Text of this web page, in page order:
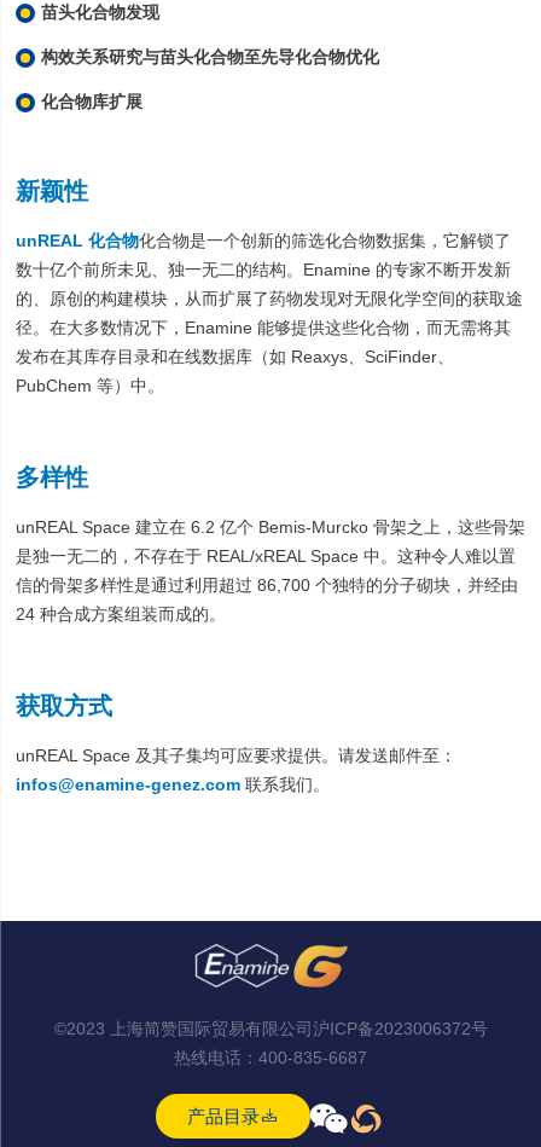
苗头化合物发现
构效关系研究与苗头化合物至先导化合物优化
化合物库扩展
新颖性
unREAL 化合物化合物是一个创新的筛选化合物数据集，它解锁了
数十亿个前所未见、独一无二的结构。Enamine 的专家不断开发新
的、原创的构建模块，从而扩展了药物发现对无限化学空间的获取途
径。在大多数情况下，Enamine 能够提供这些化合物，而无需将其
发布在其库存目录和在线数据库（如 Reaxys、SciFinder、
PubChem 等）中。
多样性
unREAL Space 建立在 6.2 亿个 Bemis-Murcko 骨架之上，这些骨架
是独一无二的，不存在于 REAL/xREAL Space 中。这种令人难以置
信的骨架多样性是通过利用超过 86,700 个独特的分子砌块，并经由
24 种合成方案组装而成的。
获取方式
unREAL Space 及其子集均可应要求提供。请发送邮件至：
infos@enamine-genez.com联系我们。
©2023 上海简赞国际贸易有限公司 沪ICP备2023006372号
热线电话： 400-835-6687
产品目录 